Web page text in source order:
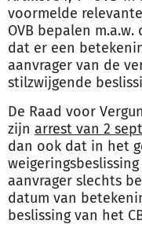
voormelde
OVB bepalen
dat er een
aanvrager van de
stilzwijgende
De Raad voor
zijn arrest van 2
dan ook dat in het
aanvrager slechts
datum van
beslissing van het